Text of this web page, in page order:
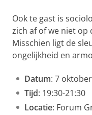
Ook te gast is
zich af of we niet op
Misschien ligt de
ongelijkheid en
Datum: 7 oktober
Tijd: 19:30-21:30
Locatie: Forum